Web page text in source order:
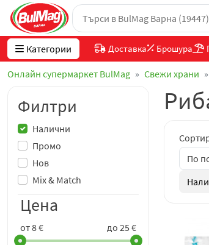
Категории Доставка Брошура
Онлайн супермаркет BulMag Свежи храни
Филтри
Промо
Нов
Mix & Match
Налични
Цена
от 8 € до 25 €
По